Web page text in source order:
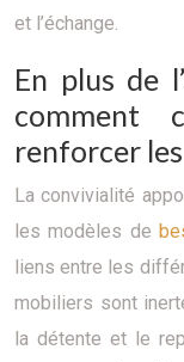
et l’échange.
En plus de
comment
renforcer
La convivialité
les modèles de
liens entre les
mobiliers sont
la détente et le